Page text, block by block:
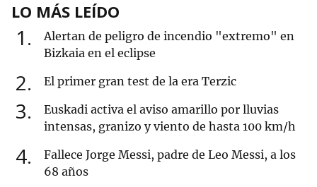
LO MÁS LEÍDO
1
Alertan de peligro de incendio "extremo" en
Bizkaia en el eclipse
2 El primer gran test de la era Terzic
3
Euskadi activa el aviso amarillo por lluvias
intensas, granizo y viento de hasta 100 km/h
4
Fallece Jorge Messi, padre de Leo Messi, a los
68 años